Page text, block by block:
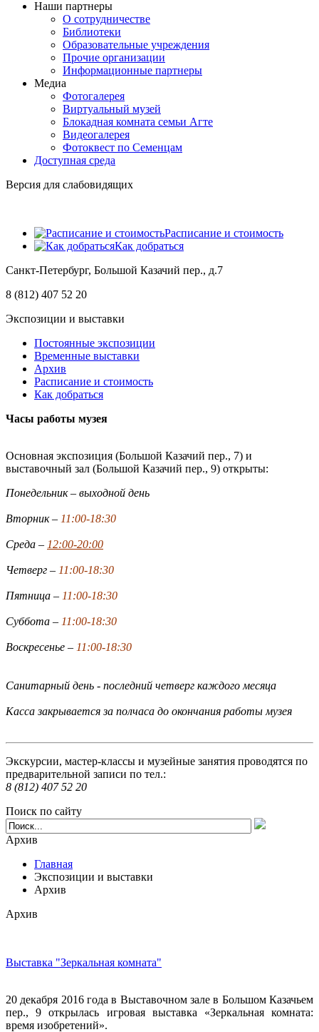
Наши партнеры
О сотрудничестве
Библиотеки
Образовательные учреждения
Прочие организации
Информационные партнеры
Медиа
Фотогалерея
Виртуальный музей
Блокадная комната семьи Агте
Видеогалерея
Фотоквест по Семенцам
Доступная среда
Версия для слабовидящих
Расписание и стоимость
Как добраться
Санкт-Петербург, Большой Казачий пер., д.7
8 (812) 407 52 20
Экспозиции и выставки
Постоянные экспозиции
Временные выставки
Архив
Расписание и стоимость
Как добраться
Часы работы музея
Основная экспозиция (Большой Казачий пер., 7) и
выставочный зал (Большой Казачий пер., 9) открыты:
Понедельник – выходной день
Вторник – 11:00-18:30
Среда – 12:00-20:00
Четверг – 11:00-18:30
Пятница – 11:00-18:30
Суббота – 11:00-18:30
Воскресенье – 11:00-18:30
Санитарный день - последний четверг каждого месяца
Касса закрывается за полчаса до окончания работы музея
Экскурсии, мастер-классы и музейные занятия проводятся по
предварительной записи по тел.:
8 (812) 407 52 20
Поиск по сайту
Архив
Главная
Экспозиции и выставки
Архив
Архив
Выставка "Зеркальная комната"
20 декабря 2016 года в Выставочном зале в Большом Казачьем
пер., 9 открылась игровая выставка «Зеркальная комната:
время изобретений».